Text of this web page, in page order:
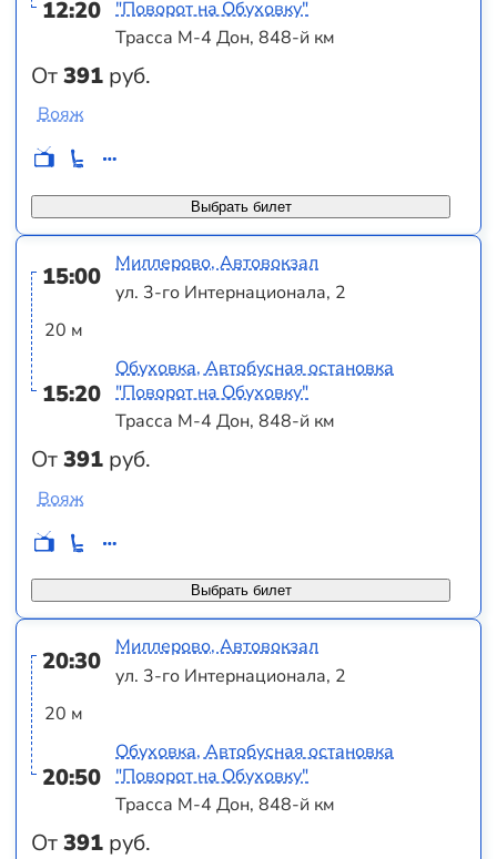
12:20
От391 руб.
"Поворот на Обуховку"
Трасса М-4 Дон, 848-й км
Выбрать билет
Вояж
15:00
20 м
15:20
От391 руб.
Миллерово, Автовокзал
ул. 3-го Интернационала, 2
Обуховка, Автобусная остановка
"Поворот на Обуховку"
Трасса М-4 Дон, 848-й км
Выбрать билет
Вояж
20:30
20 м
20:50
От391 руб.
Миллерово, Автовокзал
ул. 3-го Интернационала, 2
Обуховка, Автобусная остановка
"Поворот на Обуховку"
Трасса М-4 Дон, 848-й км